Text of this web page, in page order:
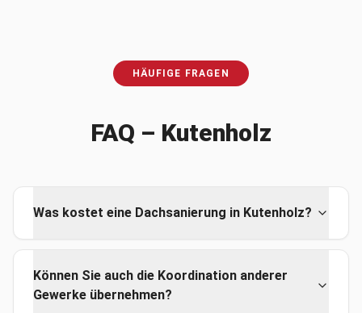
HÄUFIGE FRAGEN
FAQ – Kutenholz
Was kostet eine Dachsanierung in Kutenholz?
Können Sie auch die Koordination anderer
Gewerke übernehmen?